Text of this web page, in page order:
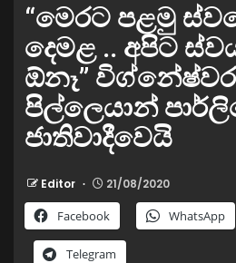
“මෙරට පළමු
දෙමළ .. අපිට
ඕනෑ”
පිල්ලෙයාන්
ජාතිවාදීවෙයි
Editor 21/08/2020
Facebook WhatsApp
Telegram